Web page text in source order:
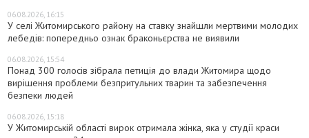
06.08.2026, 16:15
У селі Житомирського району на ставку знайшли мертвими молодих
лебедів: попередньо ознак браконьєрства не виявили
06.08.2026, 15:54
Понад 300 голосів зібрала петиція до влади Житомира щодо
вирішення проблеми безпритульних тварин та забезпечення
безпеки людей
06.08.2026, 15:18
У Житомирській області вирок отримала жінка, яка у студії краси